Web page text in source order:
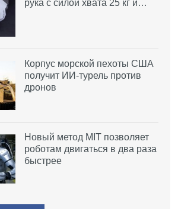
рука с силой хвата 25 кг и…
Корпус морской пехоты США
получит ИИ-турель против
дронов
Новый метод MIT позволяет
роботам двигаться в два раза
быстрее